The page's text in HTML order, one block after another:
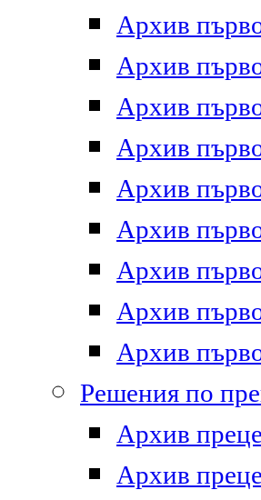
Архив
Архив
Архив
Архив
Архив
Архив
Архив
Архив
Архив
Решения по
Архив
Архив